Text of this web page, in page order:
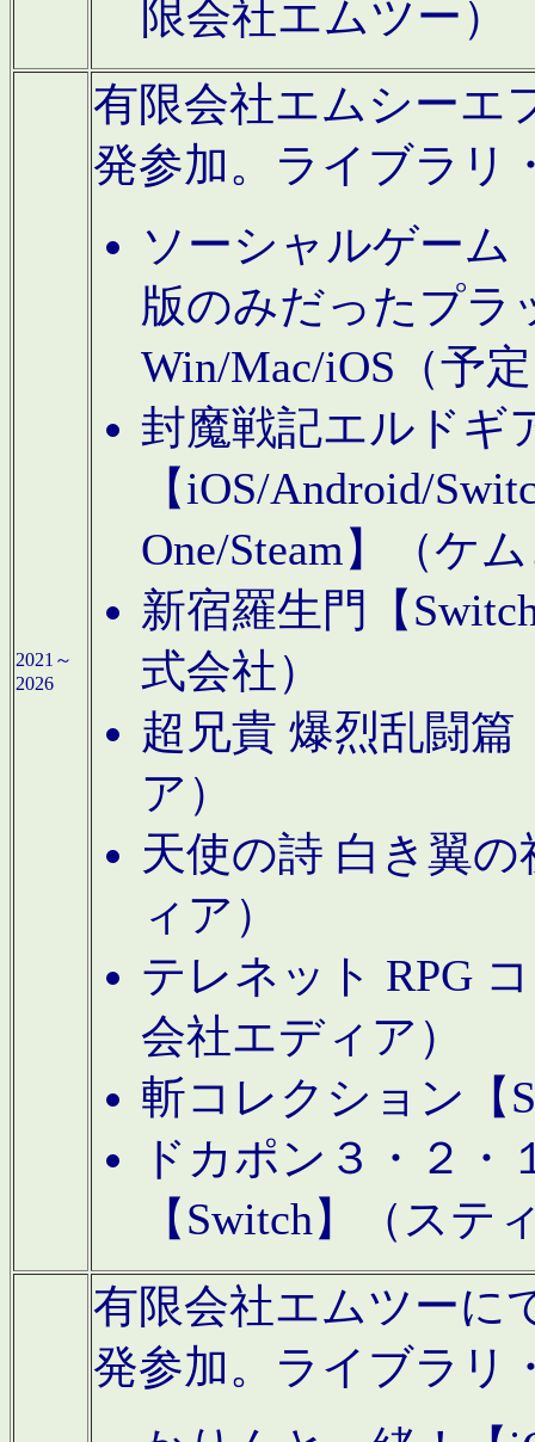
限会社エムツー）
2021～
2026
有限会社エムシーエ
発参加。ライブラリ
ソーシャルゲーム
版のみだったプラ
Win/Mac/iOS（予
封魔戦記エルドギ
【iOS/Android/
One/Steam】（ケ
新宿羅生門【
式会社）
超兄貴 爆烈乱闘篇
ア）
天使の詩 白き翼
ィア）
テレネット RPG
会社エディア）
斬コレクション【
ドカポン３・２
【Switch】（ステ
有限会社エムツーに
発参加。ライブラリ